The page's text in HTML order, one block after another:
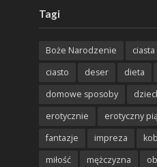
Tagi
Boże Narodzenie ciasta
ciasto
deser dieta
domowe sposoby
erotycznie
erotyczny
fantazje
impreza
miłość
mężczyzna